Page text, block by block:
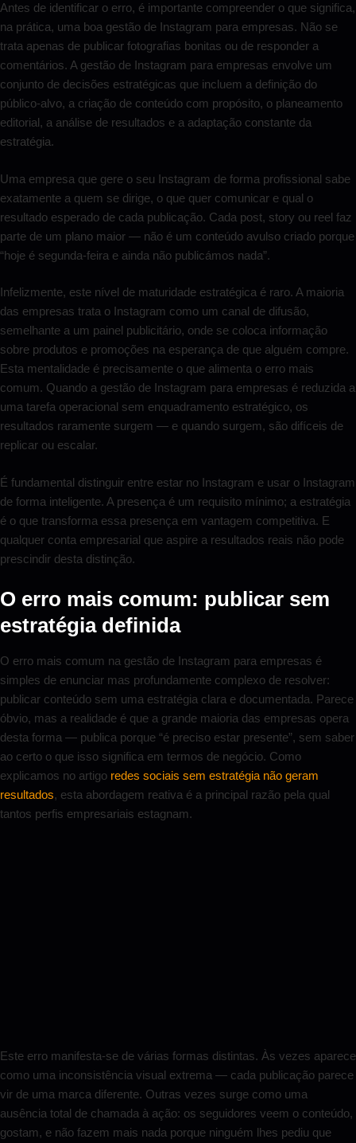
Antes de identificar o erro, é importante compreender o que significa,
na prática, uma boa gestão de Instagram para empresas. Não se
trata apenas de publicar fotografias bonitas ou de responder a
comentários. A gestão de Instagram para empresas envolve um
conjunto de decisões estratégicas que incluem a definição do
público-alvo, a criação de conteúdo com propósito, o planeamento
editorial, a análise de resultados e a adaptação constante da
estratégia.
Uma empresa que gere o seu Instagram de forma profissional sabe
exatamente a quem se dirige, o que quer comunicar e qual o
resultado esperado de cada publicação. Cada post, story ou reel faz
parte de um plano maior — não é um conteúdo avulso criado porque
“hoje é segunda-feira e ainda não publicámos nada”.
Infelizmente, este nível de maturidade estratégica é raro. A maioria
das empresas trata o Instagram como um canal de difusão,
semelhante a um painel publicitário, onde se coloca informação
sobre produtos e promoções na esperança de que alguém compre.
Esta mentalidade é precisamente o que alimenta o erro mais
comum. Quando a gestão de Instagram para empresas é reduzida a
uma tarefa operacional sem enquadramento estratégico, os
resultados raramente surgem — e quando surgem, são difíceis de
replicar ou escalar.
É fundamental distinguir entre estar no Instagram e usar o Instagram
de forma inteligente. A presença é um requisito mínimo; a estratégia
é o que transforma essa presença em vantagem competitiva. E
qualquer conta empresarial que aspire a resultados reais não pode
prescindir desta distinção.
O erro mais comum: publicar sem
estratégia definida
O erro mais comum na gestão de Instagram para empresas é
simples de enunciar mas profundamente complexo de resolver:
publicar conteúdo sem uma estratégia clara e documentada. Parece
óbvio, mas a realidade é que a grande maioria das empresas opera
desta forma — publica porque “é preciso estar presente”, sem saber
ao certo o que isso significa em termos de negócio. Como
explicamos no artigo redes sociais sem estratégia não geram
resultados, esta abordagem reativa é a principal razão pela qual
tantos perfis empresariais estagnam.
Este erro manifesta-se de várias formas distintas. Às vezes aparece
como uma inconsistência visual extrema — cada publicação parece
vir de uma marca diferente. Outras vezes surge como uma
ausência total de chamada à ação: os seguidores veem o conteúdo,
gostam, e não fazem mais nada porque ninguém lhes pediu que